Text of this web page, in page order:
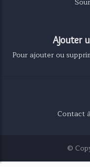
Ajouter
Pour ajouter ou
Contact
©